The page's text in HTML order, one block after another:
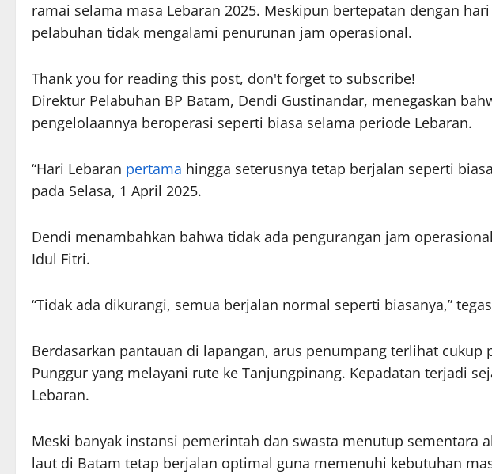
ramai selama masa Lebaran 2025. Meskipun bertepatan dengan
pelabuhan tidak mengalami penurunan jam operasional.
Thank you for reading this post, don't forget to subscribe!
Direktur Pelabuhan BP Batam, Dendi Gustinandar, menegaskan
pengelolaannya beroperasi seperti biasa selama periode Lebaran.
“Hari Lebaran pertama hingga seterusnya tetap berjalan seperti
pada Selasa, 1 April 2025.
Dendi menambahkan bahwa tidak ada pengurangan jam
Idul Fitri.
“Tidak ada dikurangi, semua berjalan normal seperti biasanya,”
Berdasarkan pantauan di lapangan, arus penumpang terlihat cukup
Punggur yang melayani rute ke Tanjungpinang. Kepadatan terjadi
Lebaran.
Meski banyak instansi pemerintah dan swasta menutup sementara
laut di Batam tetap berjalan optimal guna memenuhi kebutuhan